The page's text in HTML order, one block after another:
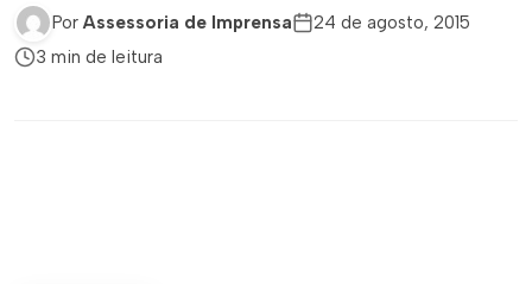
Por Assessoria de Imprensa
24 de agosto, 2015
3 min de leitura